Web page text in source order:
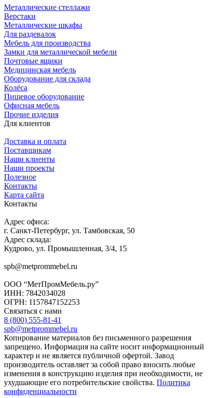
Металлические стеллажи
Верстаки
Металлические шкафы
Для раздевалок
Мебель для производства
Замки для металлической мебели
Почтовые ящики
Медицинская мебель
Оборудование для склада
Колёса
Пищевое оборудование
Офисная мебель
Прочие изделия
Для клиентов
Доставка и оплата
Поставщикам
Наши клиенты
Наши проекты
Полезное
Контакты
Карта сайта
Контакты
Адрес офиса:
г. Санкт-Петербург, ул. Тамбовская, 50
Адрес склада:
Кудрово, ул. Промышленная, 3/4, 15
spb@metprommebel.ru
ООО “МетПромМебель.ру”
ИНН: 7842034028
ОГРН: 1157847152253
Связаться с нами
8 (800) 555-81-41
spb@metprommebel.ru
Копирование материалов без письменного разрешения
запрещено. Информация на сайте носит информационный
характер и не является публичной офертой. Завод
производитель оставляет за собой право вносить любые
изменения в конструкцию изделия при необходимости, не
ухудшающие его потребительские свойства. Политика
конфиденциальности